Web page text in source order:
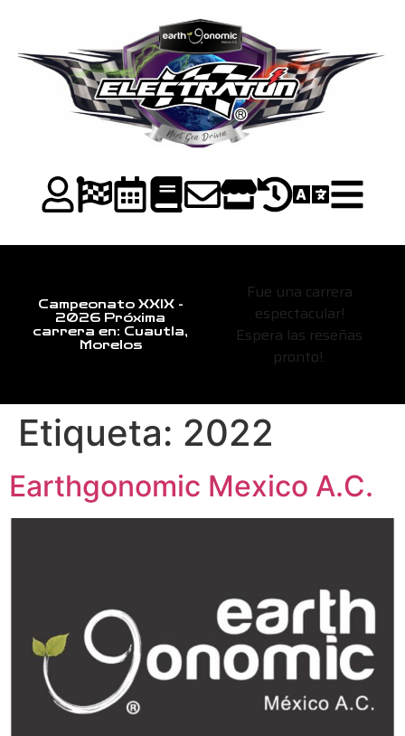
Campeonato XXIX -
2026 Próxima
carrera en: Cuautla,
Morelos
Fue una carrera
espectacular!
Espera las reseñas
pronto!.
Etiqueta: 2022
Earthgonomic Mexico A.C.